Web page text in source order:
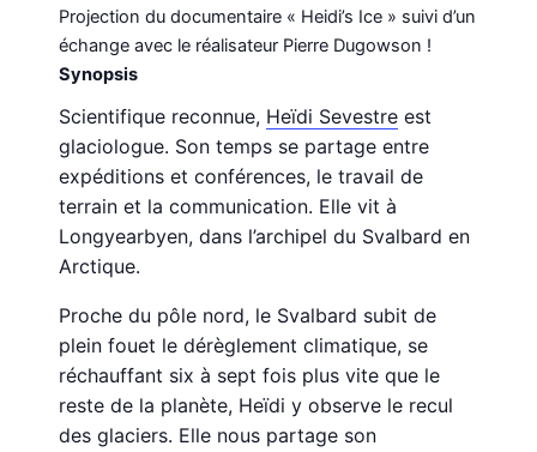
Projection du documentaire « Heidi’s Ice » suivi d’un
échange avec le réalisateur Pierre Dugowson !
Synopsis
Scientifique reconnue, Heïdi Sevestre est
glaciologue. Son temps se partage entre
expéditions et conférences, le travail de
terrain et la communication. Elle vit à
Longyearbyen, dans l’archipel du Svalbard en
Arctique.
Proche du pôle nord, le Svalbard subit de
plein fouet le dérèglement climatique, se
réchauffant six à sept fois plus vite que le
reste de la planète, Heïdi y observe le recul
des glaciers. Elle nous partage son